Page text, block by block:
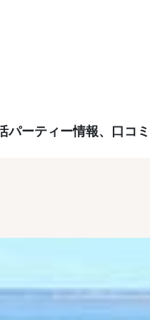
パーティー情報、口コ